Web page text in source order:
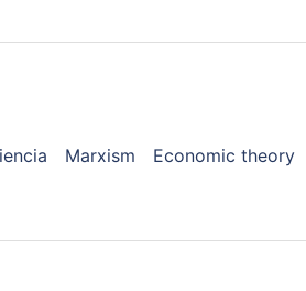
Marxism Economic theory